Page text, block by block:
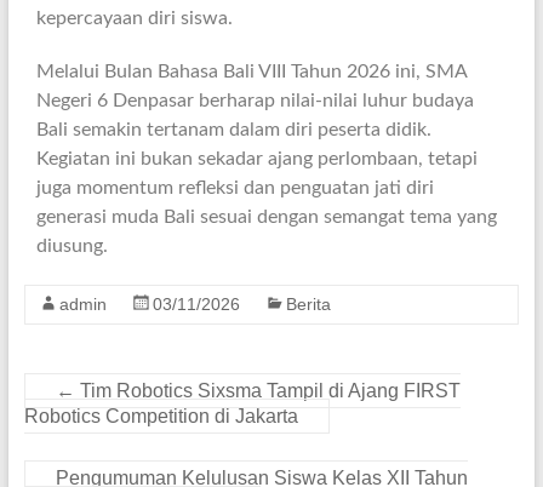
kepercayaan diri siswa.
Melalui Bulan Bahasa Bali VIII Tahun 2026 ini, SMA
Negeri 6 Denpasar berharap nilai-nilai luhur budaya
Bali semakin tertanam dalam diri peserta didik.
Kegiatan ini bukan sekadar ajang perlombaan, tetapi
juga momentum refleksi dan penguatan jati diri
generasi muda Bali sesuai dengan semangat tema yang
diusung.
admin 03/11/2026 Berita
← Tim Robotics Sixsma Tampil di Ajang FIRST
Robotics Competition di Jakarta
Pengumuman Kelulusan Siswa Kelas XII Tahun